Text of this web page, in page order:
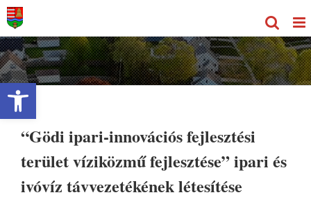
Eszköztár megnyitása
Kihagyás
“Gödi ipari-innovációs fejlesztési
terület víziközmű fejlesztése” ipari és
ivóvíz távvezetékének létesítése